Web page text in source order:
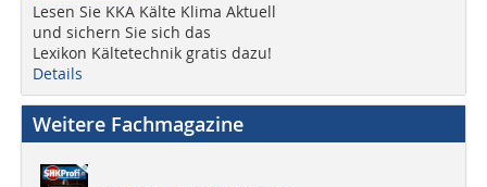
Lesen Sie KKA Kälte Klima Aktuell
und sichern Sie sich das
Lexikon Kältetechnik gratis dazu!
Details
Weitere Fachmagazine